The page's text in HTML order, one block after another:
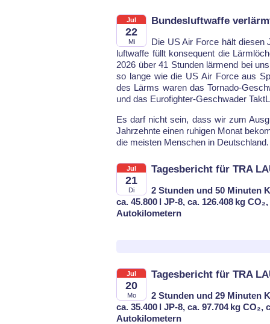
Jul
22
Mi
Bundesluftwaffe
Die US Air For­ce hält
luft­waf­fe füllt kon­se­quent die
2026 über 41 Stun­den lär­mend bei
so lan­ge wie die US Air For­ce aus
des Lärms wa­ren das Tor­na­do-
und das Eu­ro­figh­ter-Ge­schwa­der
Es darf nicht sein, dass wir zum
Jahr­zehn­te einen ru­hi­gen Mo­nat
die meis­ten Men­schen in Deutsch­land.
Jul
21
Di
Tagesbericht für TRA
2 Stunden und 50 Minuten
ca. 45.800 l JP-8, ca. 126.408 kg
Autokilometern
Jul
20
Mo
Tagesbericht für TRA
2 Stunden und 29 Minuten
ca. 35.400 l JP-8, ca. 97.704 kg
Autokilometern